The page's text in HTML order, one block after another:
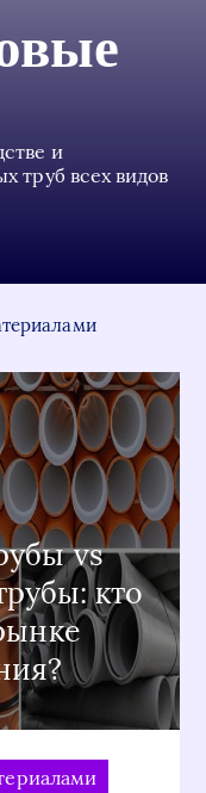
и
труб всех видов
vs
кто